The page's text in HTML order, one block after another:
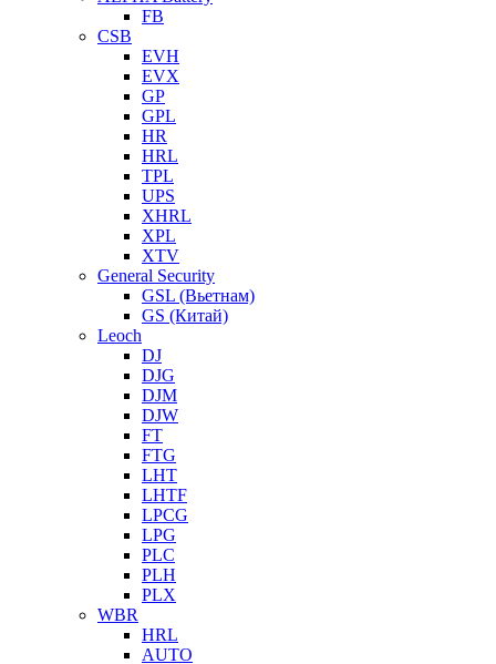
FB
CSB
EVH
EVX
GP
GPL
HR
HRL
TPL
UPS
XHRL
XPL
XTV
General Security
GSL (Вьетнам)
GS (Китай)
Leoch
DJ
DJG
DJM
DJW
FT
FTG
LHT
LHTF
LPCG
LPG
PLC
PLH
PLX
WBR
HRL
AUTO